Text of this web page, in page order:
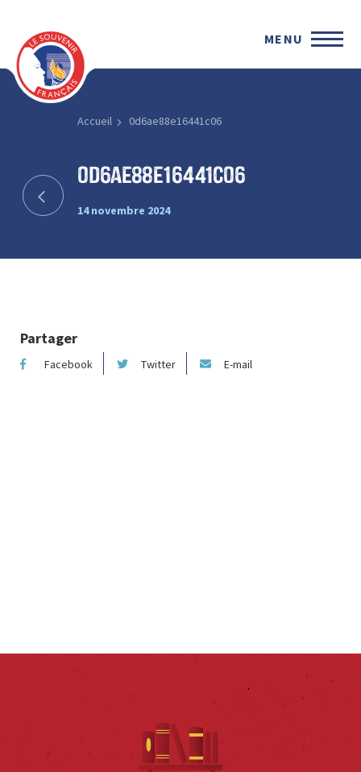
MENU
Accueil 0d6ae88e16441c06
0d6ae88e16441c06
14 novembre 2024
Partager
Facebook Twitter E-mail